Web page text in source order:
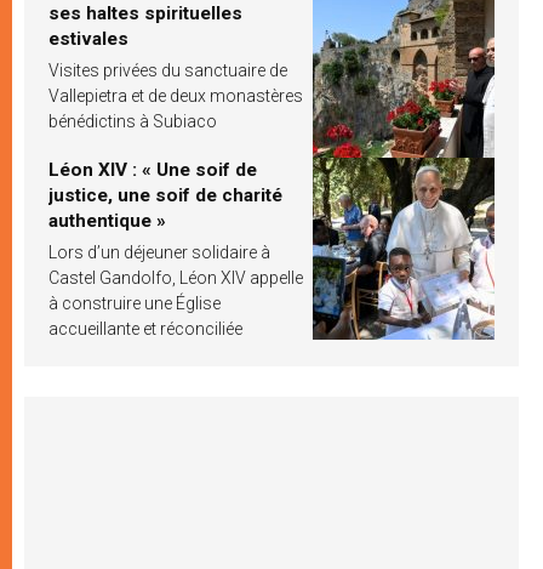
ses haltes spirituelles
estivales
Visites privées du sanctuaire de
Vallepietra et de deux monastères
bénédictins à Subiaco
Léon XIV : « Une soif de
justice, une soif de charité
authentique »
Lors d’un déjeuner solidaire à
Castel Gandolfo, Léon XIV appelle
à construire une Église
accueillante et réconciliée